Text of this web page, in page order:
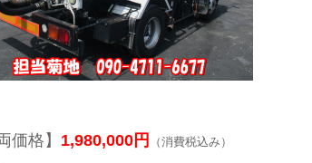
価格】 1,980,000円 （消費税込み）